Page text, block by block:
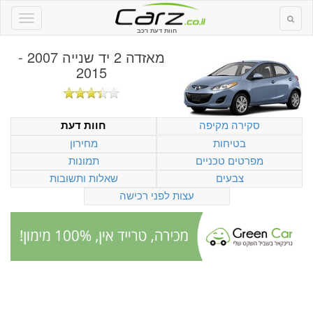
חוות דעת רכב
מאזדה 2 יד שנייה 2007 -
2015
סקירה מקיפה
חוות דעת
בטיחות
מחירון
מפרטים טכניים
תמונות
צבעים
שאלות ותשובות
עצות לפני רכישה